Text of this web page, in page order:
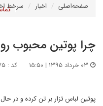
صفحه‌اصلی اخبار سرخط
چرا پوتین محبوب
کد : ۱۹۵۹۱۷۵
پوتین لباس تزار بر تن کرده و در